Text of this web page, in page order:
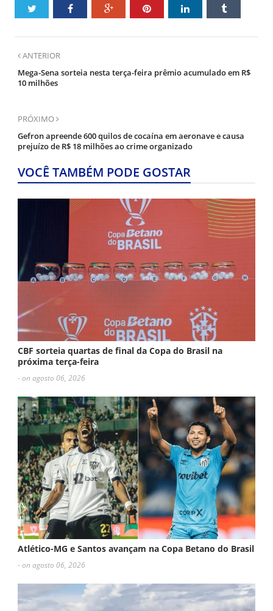
ANTERIOR
Mega-Sena sorteia nesta terça-feira prêmio acumulado em R$
10 milhões
PRÓXIMO
Gefron apreende 600 quilos de cocaína em aeronave e causa
prejuízo de R$ 18 milhões ao crime organizado
VOCÊ TAMBÉM PODE GOSTAR
CBF sorteia quartas de final da Copa do Brasil na
próxima terça-feira
- on agosto 06, 2026
Atlético-MG e Santos avançam na Copa Betano do Brasil
- on agosto 06, 2026